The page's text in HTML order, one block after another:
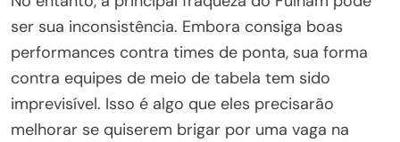
ser sua inconsistência. Embora consiga boas
performances contra times de ponta, sua forma
contra equipes de meio de tabela tem sido
imprevisível. Isso é algo que eles precisarão
melhorar se quiserem brigar por uma vaga na